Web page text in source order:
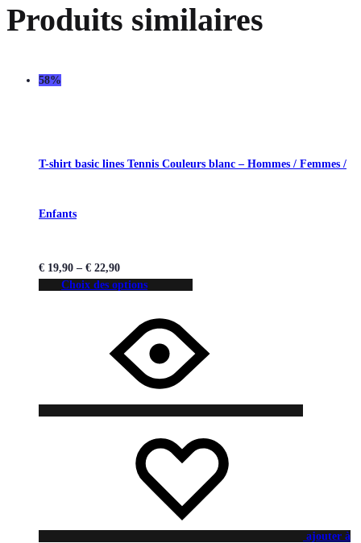
Produits similaires
58%
T-shirt basic lines Tennis Couleurs blanc – Hommes / Femmes /
Enfants
€ 19,90 – € 22,90
Choix des options
ajouter à